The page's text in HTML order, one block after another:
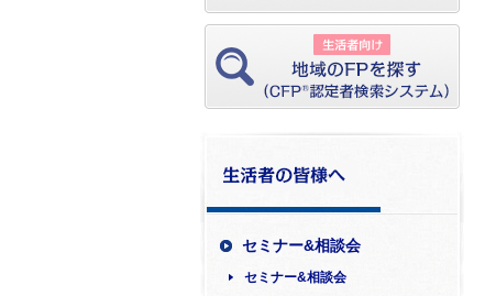
セミナー&相談会
セミナー&相談会